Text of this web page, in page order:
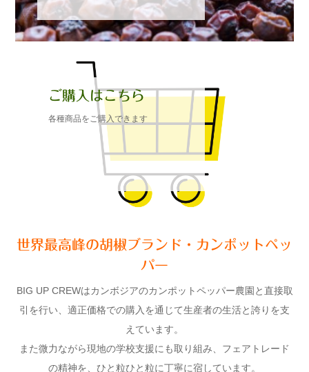
ご購入はこちら
各種商品をご購入できます
世界最高峰の胡椒ブランド・カンポットペッ
パー
BIG UP CREWはカンボジアのカンポットペッパー農園と直接取
引を行い、適正価格での購入を通じて生産者の生活と誇りを支
えています。
また微力ながら現地の学校支援にも取り組み、フェアトレード
の精神を、ひと粒ひと粒に丁寧に宿しています。